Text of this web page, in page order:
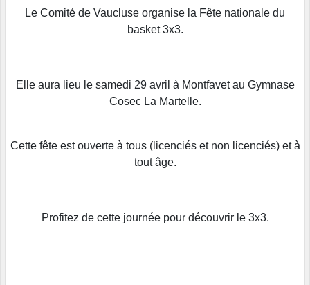
Le Comité de Vaucluse organise la Fête nationale du
basket 3x3.
Elle aura lieu le samedi 29 avril à Montfavet au Gymnase
Cosec La Martelle.
Cette fête est ouverte à tous (licenciés et non licenciés) et à
tout âge.
Profitez de cette journée pour découvrir le 3x3.